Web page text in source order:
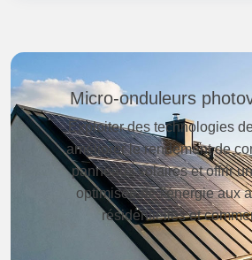
Micro-onduleurs
Exploiter des technologies
améliorer le rendement de
panneaux solaires et offrir
optimisée de l'énergie aux
résidentielles et